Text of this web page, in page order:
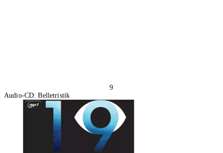
9
Audio-CD: Belletristik